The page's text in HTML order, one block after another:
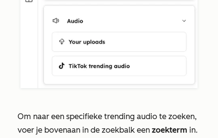
Om naar een specifieke trending audio te zoeken,
voer je bovenaan in de zoekbalk een zoekterm in.